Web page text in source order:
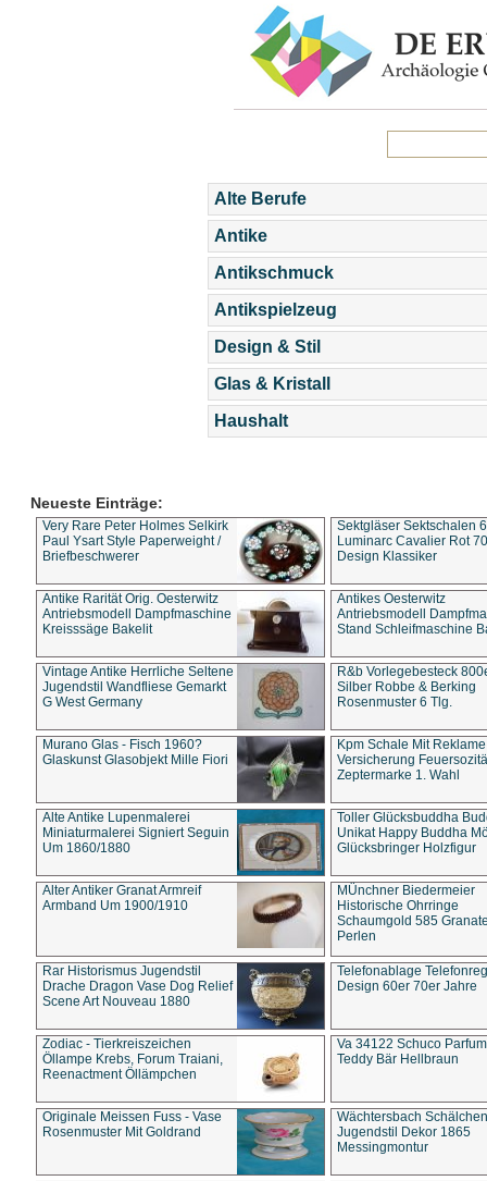
Alte Berufe
Antike
Antikschmuck
Antikspielzeug
Design & Stil
Glas & Kristall
Haushalt
Neueste Einträge:
Very Rare Peter Holmes Selkirk
Paul Ysart Style Paperweight /
Briefbeschwerer
Sektgläser Sektschalen
Luminarc Cavalier Rot
Design Klassiker
Antike Rarität Orig. Oesterwitz
Antriebsmodell Dampfmaschine
Kreisssäge Bakelit
Antikes Oesterwitz
Antriebsmodell
Stand Schleifmaschine
Vintage Antike Herrliche Seltene
Jugendstil Wandfliese Gemarkt
G West Germany
R&b Vorlegebesteck
Silber Robbe & Berking
Rosenmuster 6 Tlg.
Murano Glas - Fisch 1960?
Glaskunst Glasobjekt Mille Fiori
Kpm Schale Mit Reklame
Versicherung
Zeptermarke 1. Wahl
Alte Antike Lupenmalerei
Miniaturmalerei Signiert Seguin
Um 1860/1880
Toller Glücksbuddha
Unikat Happy Buddha
Glücksbringer Holzfigur
Alter Antiker Granat Armreif
Armband Um 1900/1910
MÜnchner Biedermeier
Historische Ohrringe
Schaumgold 585
Perlen
Rar Historismus Jugendstil
Drache Dragon Vase Dog Relief
Scene Art Nouveau 1880
Telefonablage
Design 60er 70er Jahre
Zodiac - Tierkreiszeichen
Öllampe Krebs, Forum Traiani,
Reenactment Öllämpchen
Va 34122 Schuco
Teddy Bär Hellbraun
Originale Meissen Fuss - Vase
Rosenmuster Mit Goldrand
Wächtersbach Schälchen
Jugendstil Dekor 1865
Messingmontur